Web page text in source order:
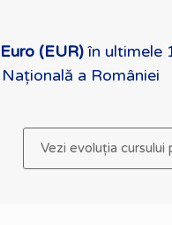
Euro (EUR)în ultimele
Națională a României
Vezi evoluția